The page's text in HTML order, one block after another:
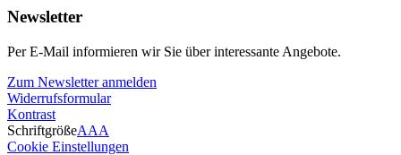
Newsletter
Per E-Mail informieren wir Sie über interessante Angebote.
Zum Newsletter anmelden
Widerrufsformular
Kontrast
SchriftgrößeAAA
Cookie Einstellungen